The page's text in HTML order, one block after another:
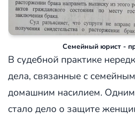
Семейный юрист -
В судебной практике
дела, связанные с
домашним насилием. Одним
стало дело о защите